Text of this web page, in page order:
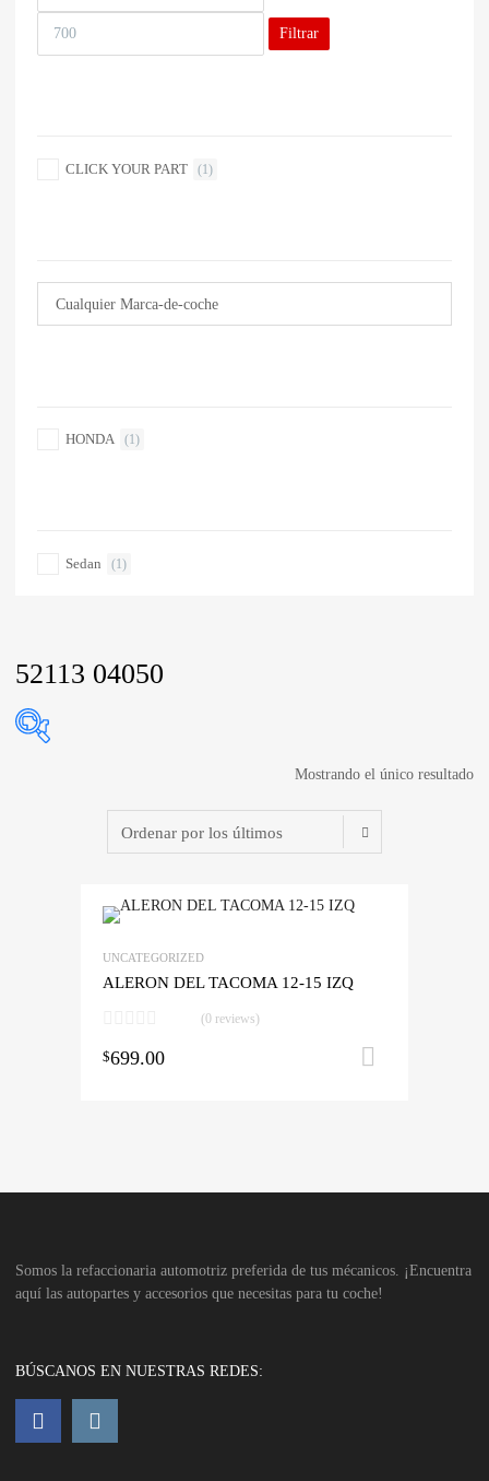
52113 04050
Mostrando el único resultado
UNCATEGORIZED
ALERON DEL TACOMA 12-15 IZQ
(0 reviews)
$699.00
Filtrar
CLICK YOUR PART (1)
HONDA (1)
Sedan (1)
Somos la refaccionaria automotriz preferida de tus mécanicos. ¡Encuentra
aquí las autopartes y accesorios que necesitas para tu coche!
BÚSCANOS EN NUESTRAS REDES: